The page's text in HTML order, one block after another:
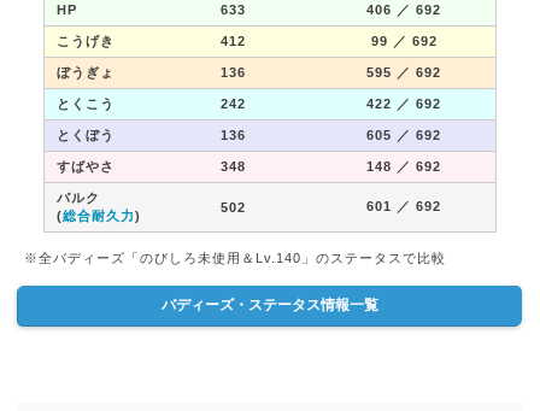
HP 633 406 ／ 692
こうげき 412 99 ／ 692
ぼうぎょ 136 595 ／ 692
とくこう 242 422 ／ 692
とくぼう 136 605 ／ 692
すばやさ 348 148 ／ 692
バルク
(総合耐久力)
502 601 ／ 692
※全バディーズ「のびしろ未使用＆Lv.140」のステータスで比較
バディーズ・ステータス情報一覧